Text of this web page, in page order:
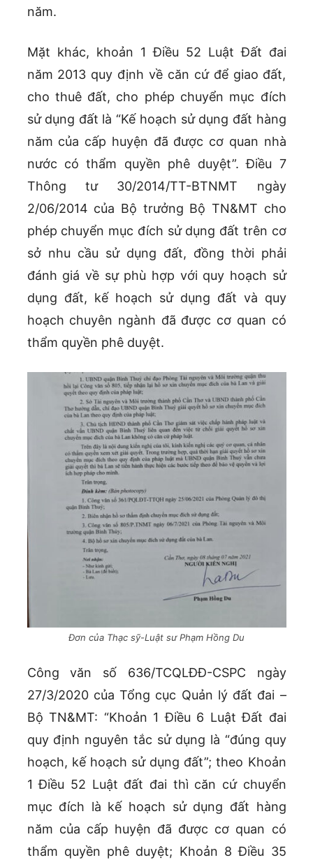
năm.
Mặt khác, khoản 1 Điều 52 Luật Đất đai
năm 2013 quy định về căn cứ để giao đất,
cho thuê đất, cho phép chuyển mục đích
sử dụng đất là “Kế hoạch sử dụng đất hàng
năm của cấp huyện đã được cơ quan nhà
nước có thẩm quyền phê duyệt”. Điều 7
Thông tư 30/2014/TT-BTNMT ngày
2/06/2014 của Bộ trưởng Bộ TN&MT cho
phép chuyển mục đích sử dụng đất trên cơ
sở nhu cầu sử dụng đất, đồng thời phải
đánh giá về sự phù hợp với quy hoạch sử
dụng đất, kế hoạch sử dụng đất và quy
hoạch chuyên ngành đã được cơ quan có
thẩm quyền phê duyệt.
Đơn của Thạc sỹ-Luật sư Phạm Hồng Du
Công văn số 636/TCQLĐĐ-CSPC ngày
27/3/2020 của Tổng cục Quản lý đất đai –
Bộ TN&MT: “Khoản 1 Điều 6 Luật Đất đai
quy định nguyên tắc sử dụng là “đúng quy
hoạch, kế hoạch sử dụng đất”; theo Khoản
1 Điều 52 Luật đất đai thì căn cứ chuyển
mục đích là kế hoạch sử dụng đất hàng
năm của cấp huyện đã được cơ quan có
thẩm quyền phê duyệt; Khoản 8 Điều 35